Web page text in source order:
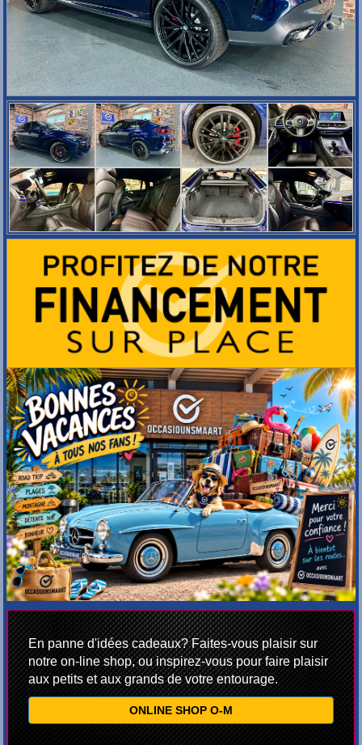
En panne d'idées cadeaux? Faites-vous plaisir sur
notre on-line shop, ou inspirez-vous pour faire plaisir
aux petits et aux grands de votre entourage.
ONLINE SHOP O-M